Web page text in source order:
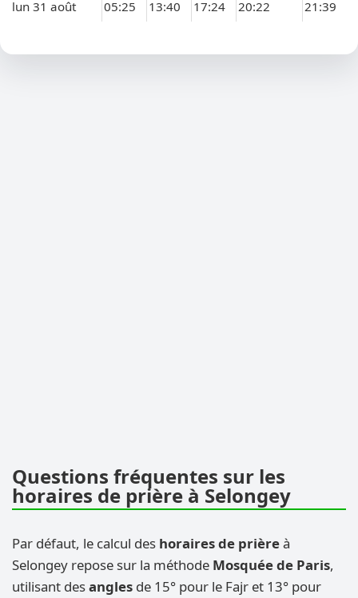
lun 31 août 05:25 13:40 17:24 20:22 21:39
Questions fréquentes sur les
horaires de prière à Selongey
Par défaut, le calcul des horaires de prièreà
Selongey repose sur la méthode Mosquée de Paris,
utilisant desangles de 15° pour le Fajr et 13° pour